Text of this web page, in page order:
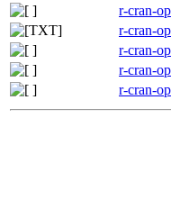
r-cran-
r-cran-
r-cran-
r-cran-
r-cran-